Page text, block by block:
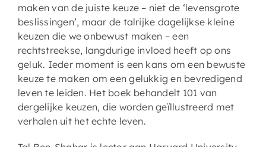
maken van de juiste keuze – niet de ‘levensgrote
beslissingen’, maar de talrijke dagelijkse kleine
keuzen die we onbewust maken – een
rechtstreekse, langdurige invloed heeft op ons
geluk. Ieder moment is een kans om een bewuste
keuze te maken om een gelukkig en bevredigend
leven te leiden. Het boek behandelt 101 van
dergelijke keuzen, die worden geïllustreerd met
verhalen uit het echte leven.